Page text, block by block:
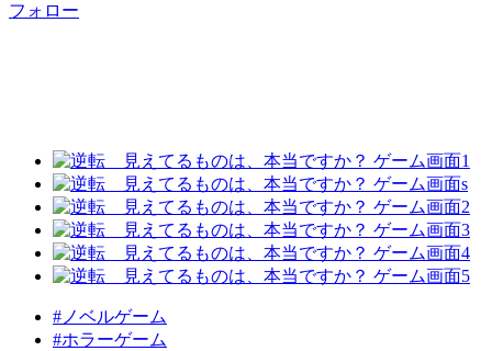
フォロー
#ノベルゲーム
#ホラーゲーム